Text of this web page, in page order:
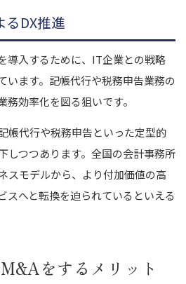
DX推進
導入するために、IT企業との戦略
います。記帳代行や税務申告業務の
効率化を図る狙いです。
帳代行や税務申告といった定型的
しつつあります。全国の会計事務所
スモデルから、より付加価値の高
スへと転換を迫られているといえる
をするメリット